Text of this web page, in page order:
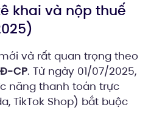
khai và nộp thuế
và rất quan trọng theo
CP. Từ ngày 01/07/2025,
năng thanh toán trực
TikTok Shop) bắt buộc